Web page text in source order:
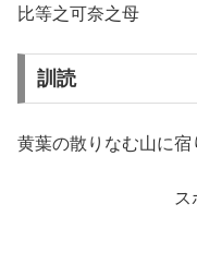
比等之可奈之母
訓読
黄葉の散りなむ山に
ス